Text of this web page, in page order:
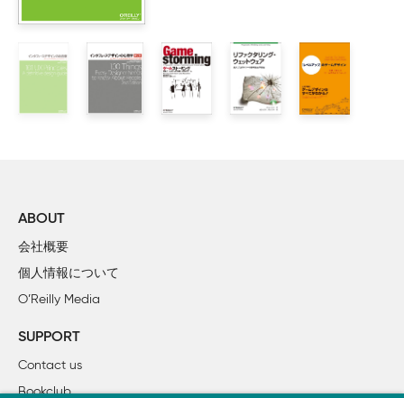
    2.5 コンテキストインタビューの限界
3章 ペルソナ
    3.1 ペルソナのもつ危険性
5章 付随資料の作成
    5.2 ブログ投稿
    5.3 スクリーンキャスト
ABOUT
会社概要
個人情報について
O’Reilly Media
SUPPORT
Contact us
Bookclub